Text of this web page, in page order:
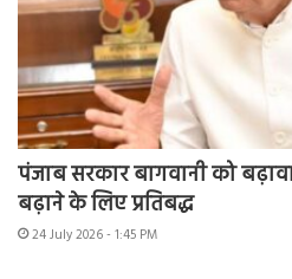
पंजाब सरकार बागवानी को
बढ़ाने के लिए प्रतिबद्ध
24 July 2026 - 1:45 PM